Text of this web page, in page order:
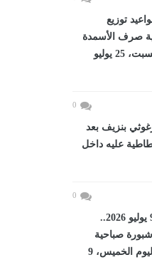
توزيع
صرف الأسمدة
خلال الأسبوع الجارياليوم السبت، 25 يوليو
0
بنزيف بعد
عليه داخل
0
طقس الخميس 9 يوليو 2026..
صباحية
والأرصاد تكشف درجات...اليوم الخميس، 9